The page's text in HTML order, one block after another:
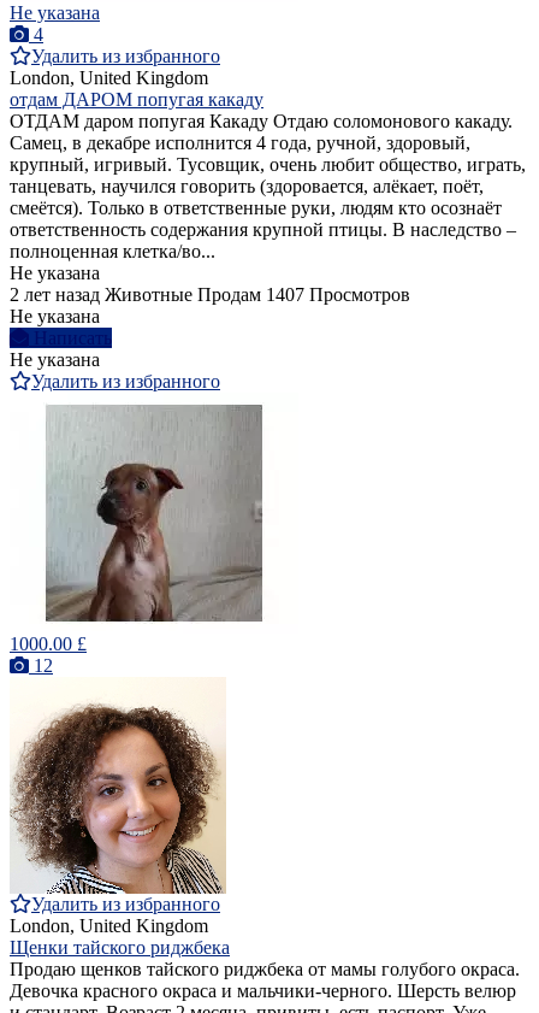
Не указана
4
Удалить из избранного
London, United Kingdom
отдам ДАРОМ попугая какаду
ОТДАМ даром попугая Какаду Отдаю соломонового какаду.
Самец, в декабре исполнится 4 года, ручной, здоровый,
крупный, игривый. Тусовщик, очень любит общество, играть,
танцевать, научился говорить (здоровается, алёкает, поёт,
смеётся). Только в ответственные руки, людям кто осознаёт
ответственность содержания крупной птицы. В наследство –
полноценная клетка/во...
Не указана
2 лет назад Животные Продам 1407 Просмотров
Не указана
Написать
Не указана
Удалить из избранного
1000.00 £
12
Удалить из избранного
London, United Kingdom
Щенки тайского риджбека
Продаю щенков тайского риджбека от мамы голубого окраса.
Девочка красного окраса и мальчики-черного. Шерсть велюр